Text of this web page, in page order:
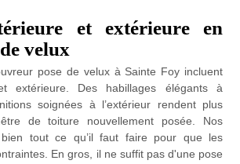
et extérieure en
velux
pose de velux à Sainte Foy incluent
extérieure. Des habillages élégants à
soignées à l’extérieur rendent plus
de toiture nouvellement posée. Nos
bien tout ce qu’il faut faire pour que les
En gros, il ne suffit pas d'une pose